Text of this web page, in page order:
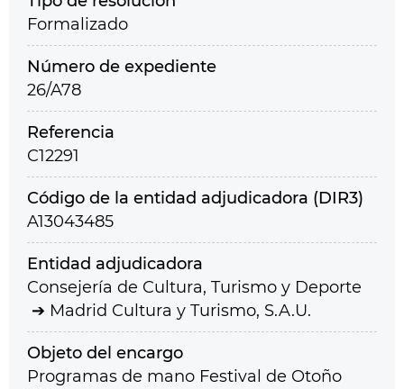
Formalizado
Número de expediente
26/A78
Referencia
C12291
Código de la entidad adjudicadora (DIR3)
A13043485
Entidad adjudicadora
Consejería de Cultura, Turismo y Deporte
Madrid Cultura y Turismo, S.A.U.
Objeto del encargo
Programas de mano Festival de Otoño